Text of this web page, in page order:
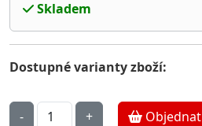
Skladem
Dostupné varianty zboží:
Objednat